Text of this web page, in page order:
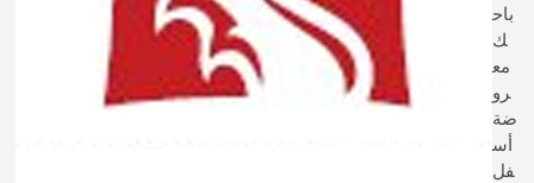
باح
ك
مع
رو
ضة
أس
فل